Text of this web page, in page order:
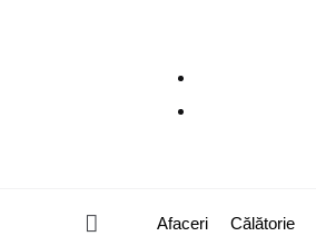
Afaceri Călătorie